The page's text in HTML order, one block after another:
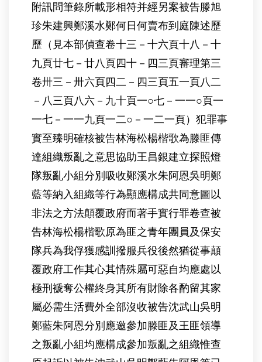
附訊問筆錄所載形相符并經另案被告滕旭
珍朱建興鄭溪水鄭何日何賣布到庭陳述歷
歷（見本部偵查卷十三－十六頁十八－十
九頁廿七－廿八頁四十－四三頁審理第三
卷卅三－卅六頁四二－四三頁五一頁八二
－八三頁八六－九十頁一○七－一一○頁一
一七－一一九頁一二○－一二一頁）犯罪事
實至臻明確核被告林海松楊楷歌為滕匪傳
達組織叛亂之意思協助王昌銀建立探照燈
隊叛亂小組分別吸收鄭溪水朱阿恩吳明鄭
藍等納入組織等行為顯應構成共同意圖以
非法之方法顛覆政府而著手實行罪卷查被
告林海松楊楷歌原為匪之青年團員及保安
隊兵為我俘獲感訓撥服兵役後然猶從事顛
覆政府工作其心其情殊屬可惡自均應處以
極刑褫奪公權終身其所有財除各酌留其家
屬必需生活費外全部沒收被告沈武山吳明
鄭藍朱阿恩分別應邀參加滕匪及王匪領導
之叛亂小組均應構成參加叛亂之組織惟查